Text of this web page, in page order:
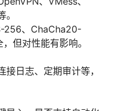
256、ChaCha20-
但对性能有影响。
日志、定期审计等，